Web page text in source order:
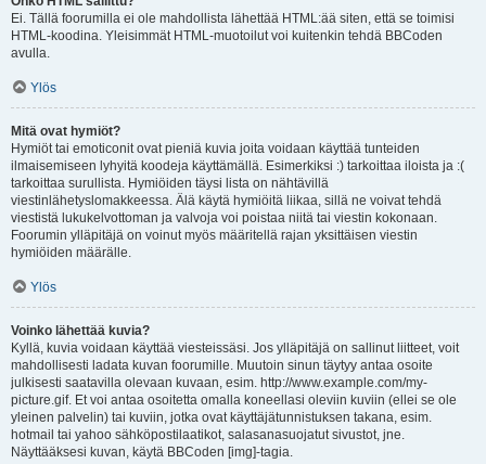
Ei. Tällä foorumilla ei ole mahdollista lähettää HTML:ää siten, että se toimisi
HTML-koodina. Yleisimmät HTML-muotoilut voi kuitenkin tehdä BBCoden
avulla.
Ylös
Mitä ovat hymiöt?
Hymiöt tai emoticonit ovat pieniä kuvia joita voidaan käyttää tunteiden
ilmaisemiseen lyhyitä koodeja käyttämällä. Esimerkiksi :) tarkoittaa iloista ja :(
tarkoittaa surullista. Hymiöiden täysi lista on nähtävillä
viestinlähetyslomakkeessa. Älä käytä hymiöitä liikaa, sillä ne voivat tehdä
viestistä lukukelvottoman ja valvoja voi poistaa niitä tai viestin kokonaan.
Foorumin ylläpitäjä on voinut myös määritellä rajan yksittäisen viestin
hymiöiden määrälle.
Ylös
Voinko lähettää kuvia?
Kyllä, kuvia voidaan käyttää viesteissäsi. Jos ylläpitäjä on sallinut liitteet, voit
mahdollisesti ladata kuvan foorumille. Muutoin sinun täytyy antaa osoite
julkisesti saatavilla olevaan kuvaan, esim. http://www.example.com/my-
picture.gif. Et voi antaa osoitetta omalla koneellasi oleviin kuviin (ellei se ole
yleinen palvelin) tai kuviin, jotka ovat käyttäjätunnistuksen takana, esim.
hotmail tai yahoo sähköpostilaatikot, salasanasuojatut sivustot, jne.
Näyttääksesi kuvan, käytä BBCoden [img]-tagia.